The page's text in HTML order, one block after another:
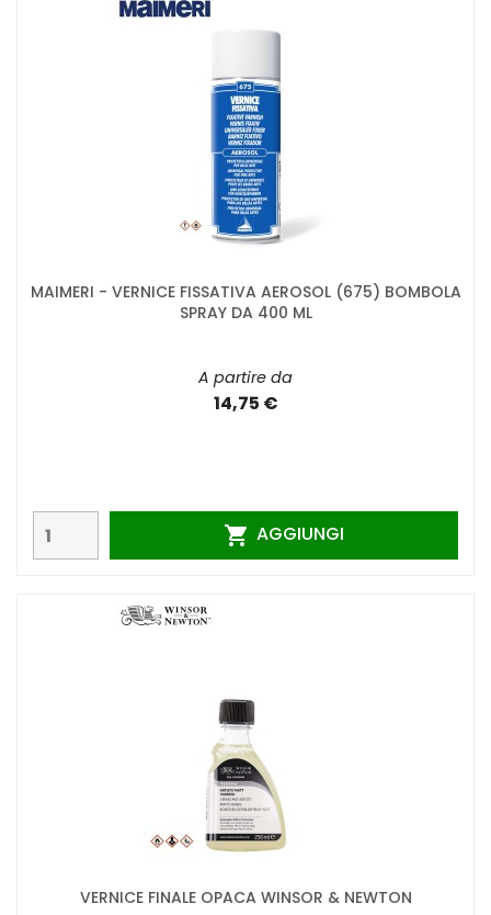
MAIMERI - VERNICE FISSATIVA AEROSOL (675) BOMBOLA
SPRAY DA 400 ML
A partire da
14,75 €
 AGGIUNGI
VERNICE FINALE OPACA WINSOR & NEWTON